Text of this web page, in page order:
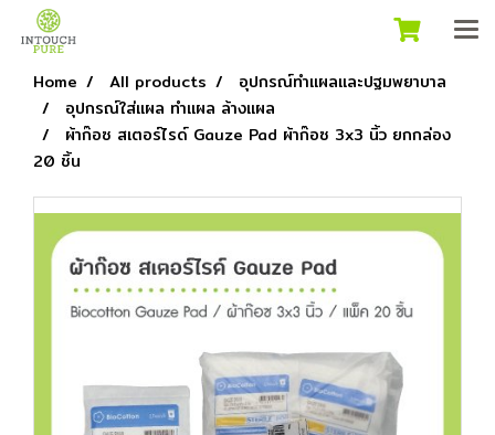
Home All products
อุปกรณ์ทำแผลและปฐมพยาบาล
อุปกรณ์ใส่แผล ทำแผล ล้างแผล
ผ้าก๊อซ สเตอร์ไรด์ Gauze Pad ผ้าก๊อซ 3x3 นิ้ว ยกกล่อง
20 ชิ้น